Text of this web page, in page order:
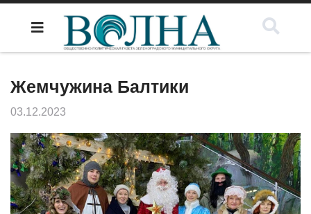
Жемчужина Балтики
03.12.2023